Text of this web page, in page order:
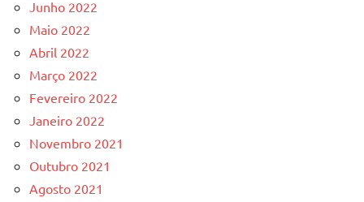
Junho 2022
Maio 2022
Abril 2022
Março 2022
Fevereiro 2022
Janeiro 2022
Novembro 2021
Outubro 2021
Agosto 2021